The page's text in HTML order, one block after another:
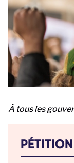
À tous les
PÉTITION